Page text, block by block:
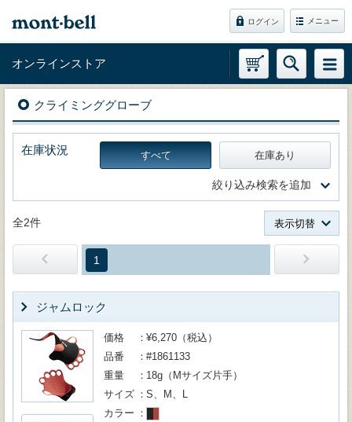
ログイン メニュー
オンラインストア
クライミンググローブ
在庫状況 すべて 在庫あり
絞り込み検索を追加
全2件 表示切替
1
ジャムロック
価格
¥6,270（税込）
品番
#1861133
重量
18g（Mサイズ片手）
サイズ
S、M、L
カラー